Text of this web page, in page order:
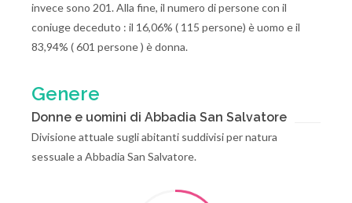
invece sono 201. Alla fine, il numero di persone con il
coniuge deceduto : il 16,06% ( 115 persone) è uomo e il
83,94% ( 601 persone ) è donna.
Genere
Donne e uomini di Abbadia San Salvatore
Divisione attuale sugli abitanti suddivisi per natura
sessuale a Abbadia San Salvatore.